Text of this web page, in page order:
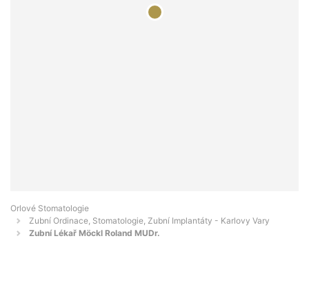
Orlové Stomatologie
Zubní Ordinace, Stomatologie, Zubní Implantáty - Karlovy Vary
Zubní Lékař Möckl Roland MUDr.